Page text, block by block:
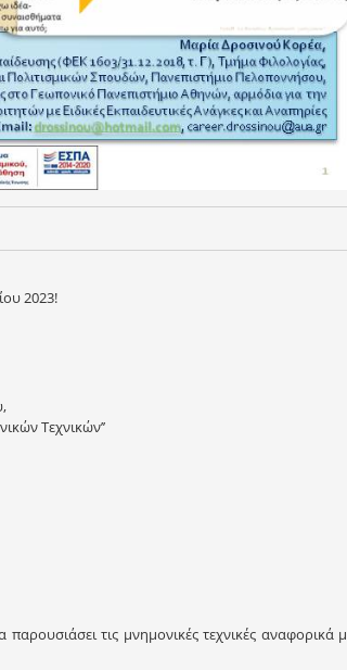
2023!
Τεχνικών’’
τις μνημονικές τεχνικές αναφορικά